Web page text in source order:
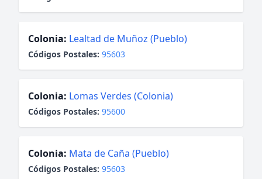
Colonia: Lealtad de Muñoz (Pueblo)
Códigos Postales: 95603
Colonia: Lomas Verdes (Colonia)
Códigos Postales: 95600
Colonia: Mata de Caña (Pueblo)
Códigos Postales: 95603